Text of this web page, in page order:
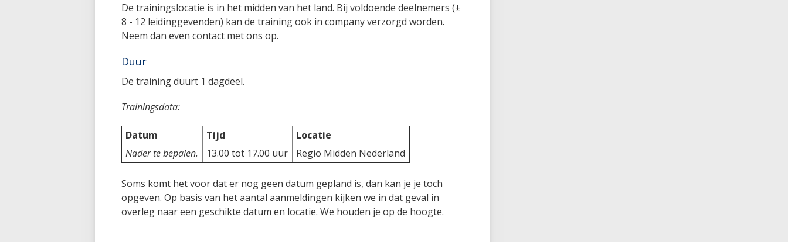
De trainingslocatie is in het midden van het land. Bij voldoende deelnemers (±
8 - 12 leidinggevenden) kan de training ook in company verzorgd worden.
Neem dan even contact met ons op.
Duur
De training duurt 1 dagdeel.
Trainingsdata:
Datum Tijd
Locatie
Nader te bepalen.
13.00 tot 17.00 uur Regio Midden Nederland
Soms komt het voor dat er nog geen datum gepland is, dan kan je je toch
opgeven. Op basis van het aantal aanmeldingen kijken we in dat geval in
overleg naar een geschikte datum en locatie. We houden je op de hoogte.